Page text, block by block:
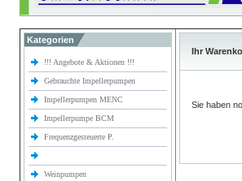
Kategorien
!!! Angebote & Aktionen !!!
Gebrauchte Impellerpumpen
Impellerpumpen MENC
Impellerpumpe BCM
Frequenzgesteuerte P.
Weinpumpen
Ihr
Sie haben